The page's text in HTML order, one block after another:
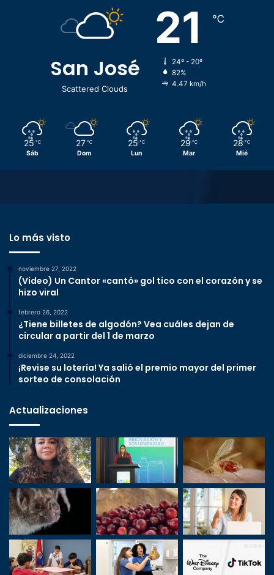
San José
Scattered Clouds
21 ℃
24º - 20º
82%
4.47 km/h
25 ℃
Sáb
27 ℃
Dom
25 ℃
Lun
29 ℃
Mar
28 ℃
Mié
Lo más visto
noviembre 27, 2022
(Video) Un Cantor «cantó» gol tico con el corazón y se
hizo viral
febrero 26, 2022
¿Tiene billetes de algodón? Vea cuáles dejan de
circular a partir del 1 de marzo
diciembre 24, 2022
¡Revise su lotería! Ya salió el premio mayor del primer
sorteo de consolación
Actualizaciones